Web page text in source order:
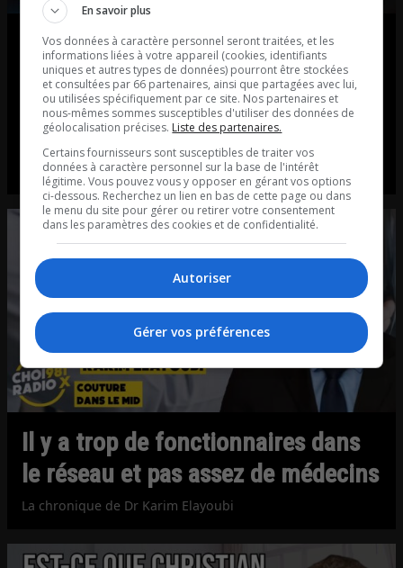
Informatique: la culture des
dépassements de coûts est
carrément un vol aux
contribuables
Entrevue avec Dr Karim Elayoubi
Il y a trop de fonctionnaires dans
le réseau et pas assez de médecins
La chronique de Dr Karim Elayoubi
En savoir plus
Vos données à caractère personnel seront traitées, et les
informations liées à votre appareil (cookies, identifiants
uniques et autres types de données) pourront être stockées
et consultées par 66 partenaires, ainsi que partagées avec lui,
ou utilisées spécifiquement par ce site. Nos partenaires et
nous-mêmes sommes susceptibles d'utiliser des données de
géolocalisation précises. Liste des partenaires.
Certains fournisseurs sont susceptibles de traiter vos
données à caractère personnel sur la base de l'intérêt
légitime. Vous pouvez vous y opposer en gérant vos options
ci-dessous. Recherchez un lien en bas de cette page ou dans
le menu du site pour gérer ou retirer votre consentement
dans les paramètres des cookies et de confidentialité.
Autoriser
Gérer vos préférences